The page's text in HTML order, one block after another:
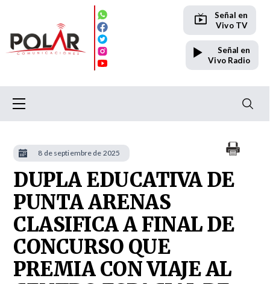
Señal en
Vivo TV
Señal en
Vivo Radio
DUPLA EDUCATIVA DE
PUNTA ARENAS
CLASIFICA A FINAL DE
CONCURSO QUE
PREMIA CON VIAJE AL
8 de septiembre de 2025